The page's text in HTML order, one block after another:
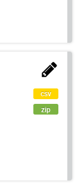
csv
zip